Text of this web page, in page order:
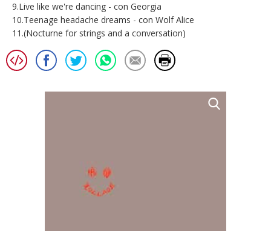
9.Live like we're dancing - con Georgia
10.Teenage headache dreams - con Wolf Alice
11.(Nocturne for strings and a conversation)